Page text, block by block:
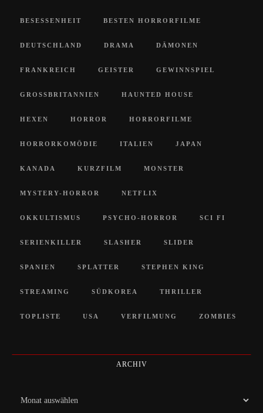
BESESSENHEIT BESTEN HORRORFILME
DEUTSCHLAND DRAMA DÄMONEN
FRANKREICH GEISTER GEWINNSPIEL
GROSSBRITANNIEN HAUNTED HOUSE
HEXEN HORROR HORRORFILME
HORRORKOMÖDIE ITALIEN JAPAN
KANADA KURZFILM MONSTER
MYSTERY-HORROR NETFLIX
OKKULTISMUS PSYCHO-HORROR SCI FI
SERIENKILLER SLASHER SLIDER
SPANIEN SPLATTER STEPHEN KING
STREAMING SÜDKOREA THRILLER
TOPLISTE USA VERFILMUNG ZOMBIES
ARCHIV
Archiv